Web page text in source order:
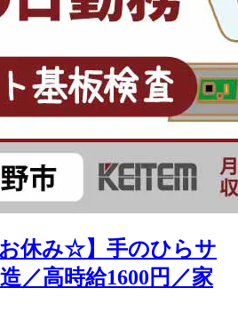
お休み☆】手のひらサ
／高時給1600円／家